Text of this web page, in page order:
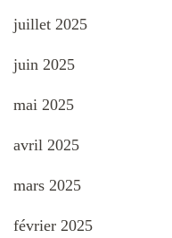
juillet 2025
juin 2025
mai 2025
avril 2025
mars 2025
février 2025